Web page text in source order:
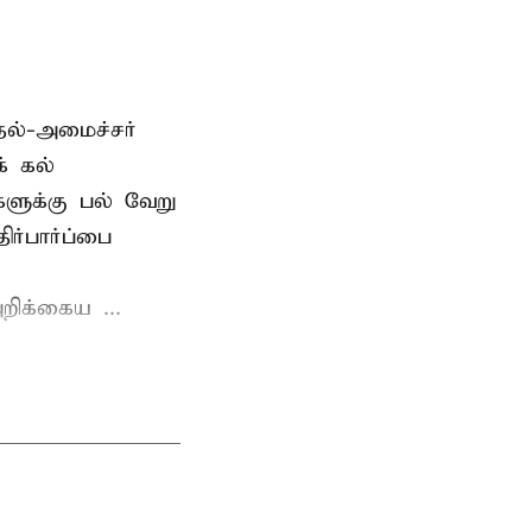
அமைச்சர்
கல்
பல் வேறு
...